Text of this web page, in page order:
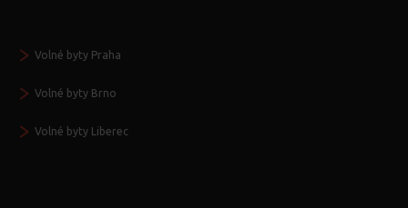
Volné byty Praha
Volné byty Brno
Volné byty Liberec